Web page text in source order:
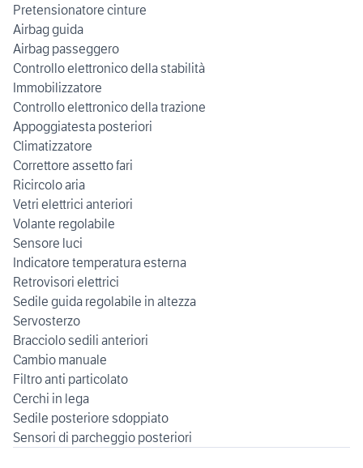
Pretensionatore cinture
Airbag guida
Airbag passeggero
Controllo elettronico della stabilità
Immobilizzatore
Controllo elettronico della trazione
Appoggiatesta posteriori
Climatizzatore
Correttore assetto fari
Ricircolo aria
Vetri elettrici anteriori
Volante regolabile
Sensore luci
Indicatore temperatura esterna
Retrovisori elettrici
Sedile guida regolabile in altezza
Servosterzo
Bracciolo sedili anteriori
Cambio manuale
Filtro anti particolato
Cerchi in lega
Sedile posteriore sdoppiato